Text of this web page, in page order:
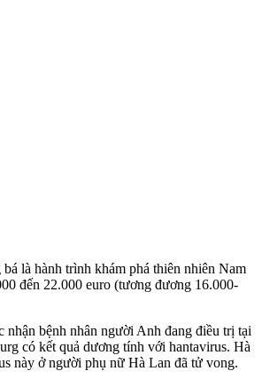
là hành trình khám phá thiên nhiên Nam
đến 22.000 euro (tương đương 16.000-
nhận bệnh nhân người Anh đang điều trị tại
có kết quả dương tính với hantavirus. Hà
này ở người phụ nữ Hà Lan đã t‌ử von‌g.